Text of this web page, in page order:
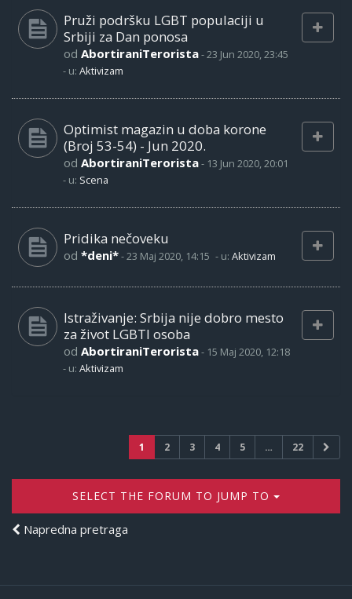
Pruži podršku LGBT populaciji u
Srbiji za Dan ponosa
od AbortiraniTerorista-23 Jun 2020, 23:45
- u: Aktivizam
Optimist magazin u doba korone
(Broj 53-54) - Jun 2020.
od AbortiraniTerorista- 13 Jun 2020, 20:01
- u: Scena
Pridika nečoveku
od *deni*-23 Maj 2020, 14:15 - u: Aktivizam
Istraživanje: Srbija nije dobro mesto
za život LGBTI osoba
od AbortiraniTerorista- 15 Maj 2020, 12:18
- u: Aktivizam
1 2 3 4 5 … 22
SELECT THE FORUM TO JUMP TO
Napredna pretraga